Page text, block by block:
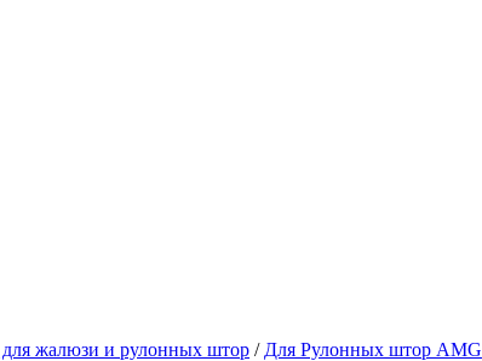
жалюзи и рулонных штор / Для Рулонных штор AMG